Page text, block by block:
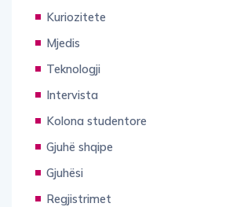
Kuriozitete
Mjedis
Teknologji
Intervista
Kolona studentore
Gjuhë shqipe
Gjuhësi
Regjistrimet